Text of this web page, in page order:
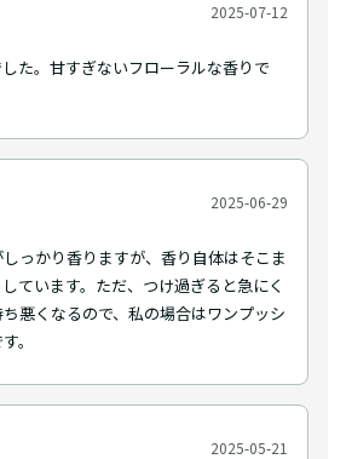
2025-07-12
た。甘すぎないフローラルな香りで
2025-06-29
っかり香りますが、香り自体はそこま
ています。ただ、つけ過ぎると急にく
悪くなるので、私の場合はワンプッシ
。
2025-05-21